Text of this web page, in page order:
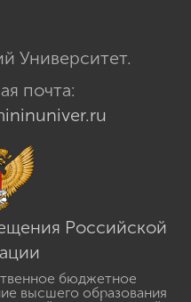
Университет.
почта:
Российской
бюджетное
высшего образования